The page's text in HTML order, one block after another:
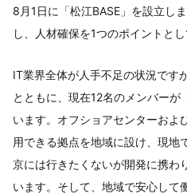
8月1日に「松江BASE」を設立し
し、人材確保を1つのポイントとし
IT業界全体が人手不足の状況です
とともに、現在12名のメンバー
います。オフショアセンターおよ
用できる拠点を地域に設け、現地
京には行きたくないが開発に携わ
います。そして、地域で安心して